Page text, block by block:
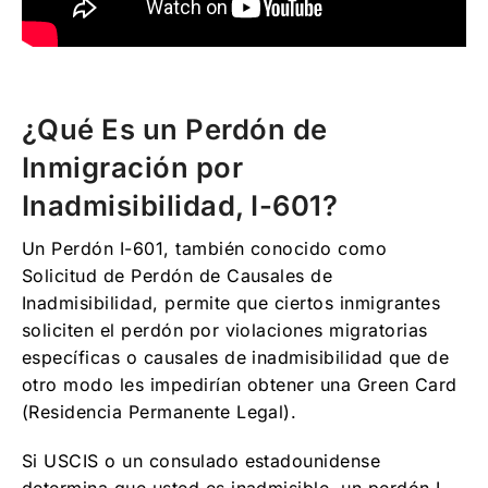
¿Qué Es un Perdón de
Inmigración por
Inadmisibilidad, I-601?
Un Perdón I-601, también conocido como
Solicitud de Perdón de Causales de
Inadmisibilidad, permite que ciertos inmigrantes
soliciten el perdón por violaciones migratorias
específicas o causales de inadmisibilidad que de
otro modo les impedirían obtener una Green Card
(Residencia Permanente Legal).
Si USCIS o un consulado estadounidense